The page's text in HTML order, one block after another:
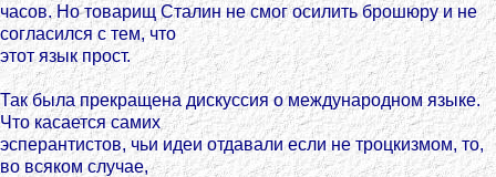
часов. Но товарищ Сталин не смог осилить брошюру и не
согласился с тем, что
этот язык прост.
Так была прекращена дискуссия о международном языке.
Что касается самих
эсперантистов, чьи идеи отдавали если не троцкизмом, то,
во всяком случае,